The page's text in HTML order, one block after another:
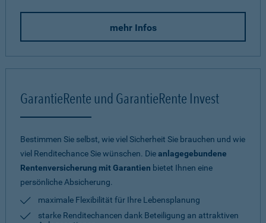
mehr Infos
GarantieRente und GarantieRente Invest
Bestimmen Sie selbst, wie viel Sicherheit Sie brauchen und wie
viel Renditechance Sie wünschen. Dieanlagegebundene
Rentenversicherung mit Garantien bietet Ihnen eine
persönliche Absicherung.
maximale Flexibilität für Ihre Lebensplanung
starke Renditechancen dank Beteiligung an attraktiven